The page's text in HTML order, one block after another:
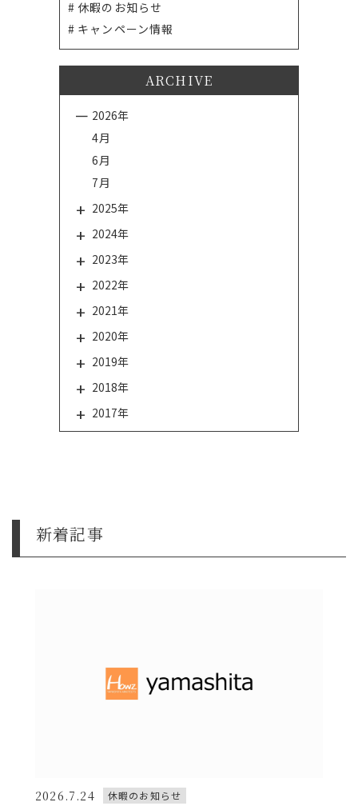
休暇のお知らせ
キャンペーン情報
ARCHIVE
2026年
4月
6月
7月
2025年
2024年
2023年
2022年
2021年
2020年
2019年
2018年
2017年
新着記事
2026.7.24 休暇のお知らせ